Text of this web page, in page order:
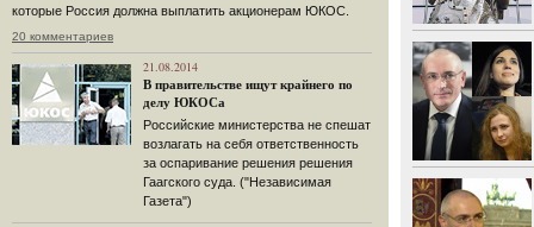
которые Россия должна выплатить акционерам ЮКОС.
20 комментариев
21.08.2014
В правительстве ищут крайнего по
делу ЮКОСа
Российские министерства не спешат
возлагать на себя ответственность
за оспаривание решения решения
Гаагского суда. ("Независимая
Газета")